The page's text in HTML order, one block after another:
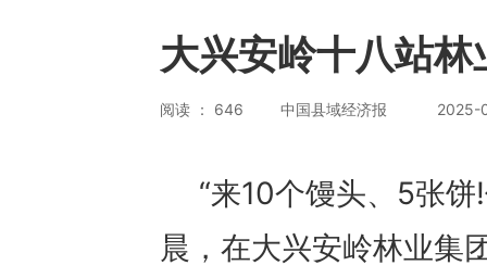
大兴安岭十八站
阅读 ： 646 中国县域经济报 2025-
“来10个馒头、5张
晨，在大兴安岭林业集